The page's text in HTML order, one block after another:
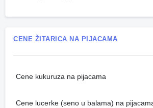
CENE ŽITARICA NA PIJACAMA
Cene kukuruza na pijacama
Cene lucerke (seno u balama) na